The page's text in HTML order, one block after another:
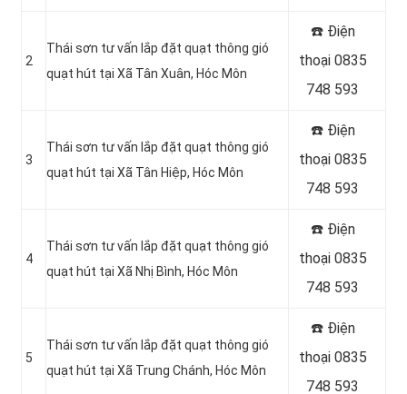
2
Thái sơn tư vấn lắp đặt quạt thông gió
quạt hút tại Xã Tân Xuân, Hóc Môn
☎️ Điện
thoại 0835
748 593
3
Thái sơn tư vấn lắp đặt quạt thông gió
quạt hút tại Xã Tân Hiệp, Hóc Môn
☎️ Điện
thoại 0835
748 593
4
Thái sơn tư vấn lắp đặt quạt thông gió
quạt hút tại Xã Nhị Bình, Hóc Môn
☎️ Điện
thoại 0835
748 593
5
Thái sơn tư vấn lắp đặt quạt thông gió
quạt hút tại Xã Trung Chánh, Hóc Môn
☎️ Điện
thoại 0835
748 593